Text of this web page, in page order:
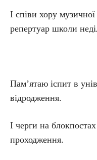
І співи хору
репертуар школи
Пам’ятаю іспит в
відродження.
І черги на
проходження.